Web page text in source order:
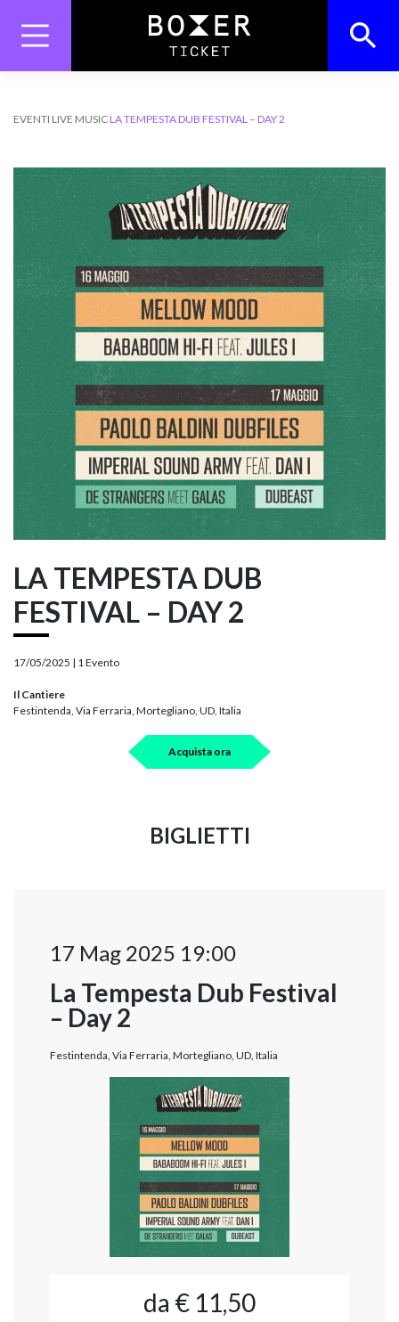
content
EVENTI LIVE MUSIC LA TEMPESTA DUB FESTIVAL – DAY 2
LA TEMPESTA DUB
FESTIVAL – DAY 2
17/05/2025 | 1 Evento
Il Cantiere
Festintenda, Via Ferraria, Mortegliano, UD, Italia
Acquista ora
BIGLIETTI
17 Mag 2025 19:00
La Tempesta Dub Festival
– Day 2
Festintenda, Via Ferraria, Mortegliano, UD, Italia
da € 11,50